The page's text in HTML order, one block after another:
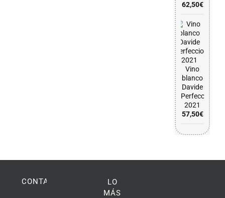
62,50€
Vino
blanco
Davide
2021
57,50€
CONTACTO
LO
MÁS